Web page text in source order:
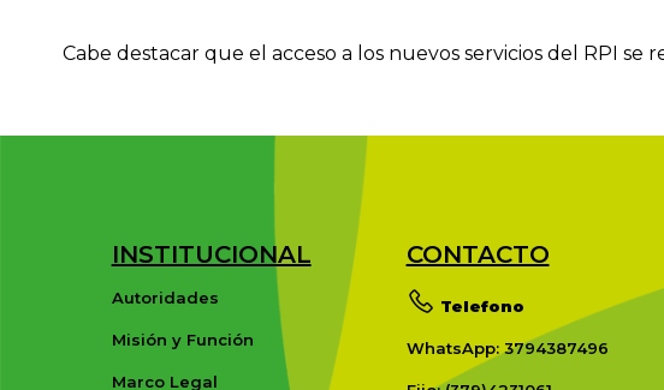
Cabe destacar que el acceso a los nuevos servicios del RPI
INSTITUCIONAL
Autoridades
Misión y Función
Marco Legal
CONTACTO
Telefono
WhatsApp: 3794387496